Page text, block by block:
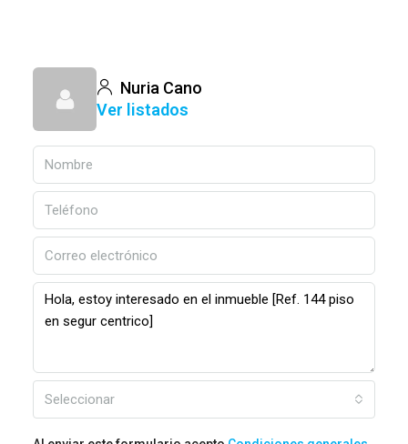
Nuria Cano
Ver listados
Seleccionar